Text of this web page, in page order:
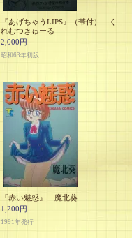
『あげちゃうLIPS』（帯付） く
れむつきゅーる
2,000円
昭和63年初版
『赤い魅惑』 魔北葵
1,200円
1991年発行